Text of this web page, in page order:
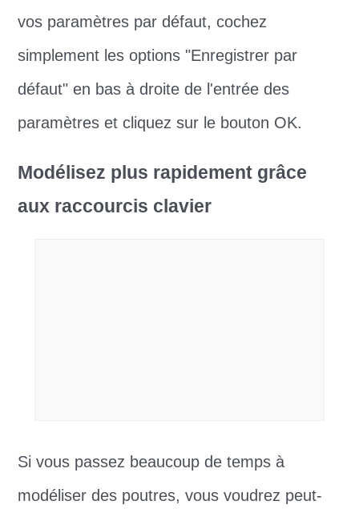
vos paramètres par défaut, cochez
simplement les options "Enregistrer par
défaut" en bas à droite de l'entrée des
paramètres et cliquez sur le bouton OK.
Modélisez plus rapidement grâce
aux raccourcis clavier
Si vous passez beaucoup de temps à
modéliser des poutres, vous voudrez peut-